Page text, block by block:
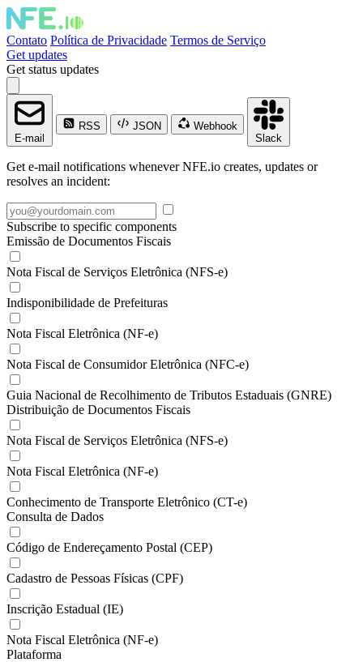
Contato Política de Privacidade Termos de Serviço
Get updates
Get status updates
E-mail
RSS JSON
Webhook
Slack
Get e-mail notifications whenever NFE.io creates, updates or
resolves an incident:
Subscribe to specific components
Emissão de Documentos Fiscais
Nota Fiscal de Serviços Eletrônica (NFS-e)
Indisponibilidade de Prefeituras
Nota Fiscal Eletrônica (NF-e)
Nota Fiscal de Consumidor Eletrônica (NFC-e)
Guia Nacional de Recolhimento de Tributos Estaduais (GNRE)
Distribuição de Documentos Fiscais
Nota Fiscal de Serviços Eletrônica (NFS-e)
Nota Fiscal Eletrônica (NF-e)
Conhecimento de Transporte Eletrônico (CT-e)
Consulta de Dados
Código de Endereçamento Postal (CEP)
Cadastro de Pessoas Físicas (CPF)
Inscrição Estadual (IE)
Nota Fiscal Eletrônica (NF-e)
Plataforma